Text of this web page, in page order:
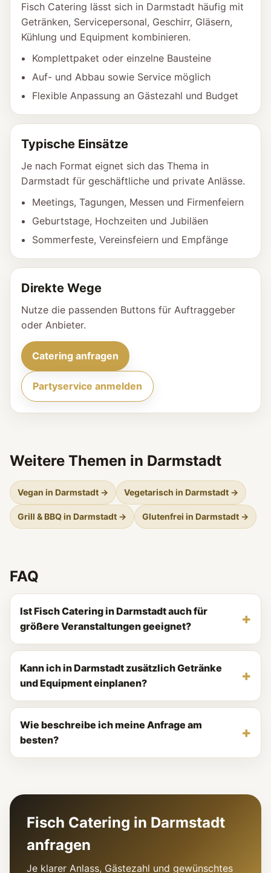
Fisch Catering lässt sich in Darmstadt häufig mit
Getränken, Servicepersonal, Geschirr, Gläsern,
Kühlung und Equipment kombinieren.
Komplettpaket oder einzelne Bausteine
Auf- und Abbau sowie Service möglich
Flexible Anpassung an Gästezahl und Budget
Typische Einsätze
Je nach Format eignet sich das Thema in
Darmstadt für geschäftliche und private Anlässe.
Meetings, Tagungen, Messen und Firmenfeiern
Geburtstage, Hochzeiten und Jubiläen
Sommerfeste, Vereinsfeiern und Empfänge
Direkte Wege
Nutze die passenden Buttons für Auftraggeber
oder Anbieter.
Catering anfragen
Partyservice anmelden
Weitere Themen in Darmstadt
Vegan in Darmstadt → Vegetarisch in Darmstadt →
Grill & BBQ in Darmstadt → Glutenfrei in Darmstadt →
FAQ
Ist Fisch Catering in Darmstadt auch für
größere Veranstaltungen geeignet?
Kann ich in Darmstadt zusätzlich Getränke
und Equipment einplanen?
Wie beschreibe ich meine Anfrage am
besten?
Fisch Catering in Darmstadt
anfragen
Je klarer Anlass, Gästezahl und gewünschtes